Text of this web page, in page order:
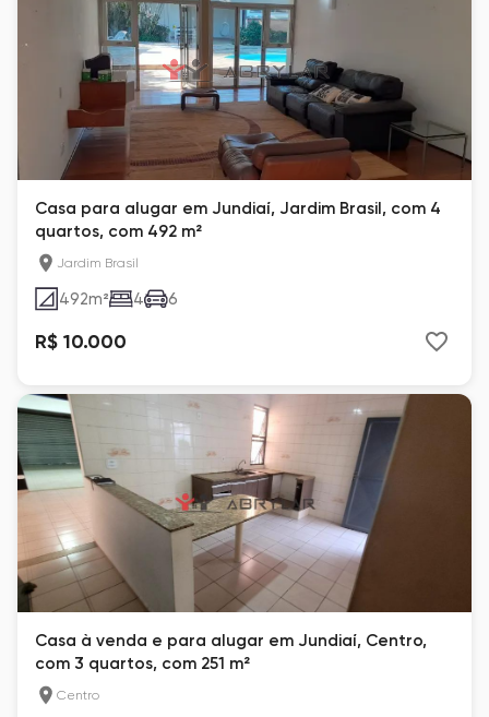
Casa para alugar em Jundiaí, Jardim Brasil, com 4
quartos, com 492 m²
Jardim Brasil
492m² 4 6
R$ 10.000
Casa à venda e para alugar em Jundiaí, Centro,
com 3 quartos, com 251 m²
Centro